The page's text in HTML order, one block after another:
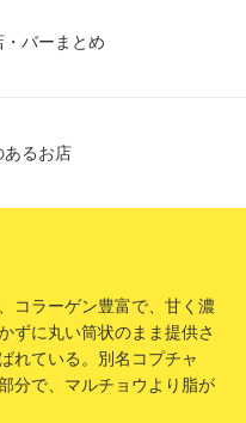
バーまとめ
あるお店
コラーゲン豊富で、甘く濃
ずに丸い筒状のまま提供さ
れている。別名コプチャ
分で、マルチョウより脂が